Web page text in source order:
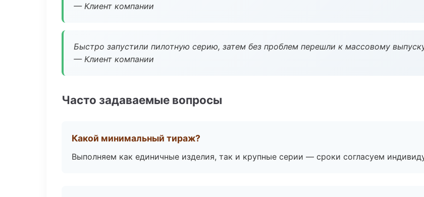
— Клиент компании
Быстро запустили пилотную серию, затем без проблем перешли к массовому
— Клиент компании
Часто задаваемые вопросы
Какой минимальный тираж?
Выполняем как единичные изделия, так и крупные серии — сроки согласуем